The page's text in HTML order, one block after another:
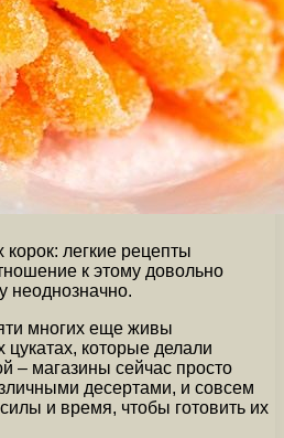
легкие рецепты
к этому довольно
неоднозначно.
многих еще живы
которые делали
– магазины сейчас просто
десертами, и совсем
и время, чтобы готовить их